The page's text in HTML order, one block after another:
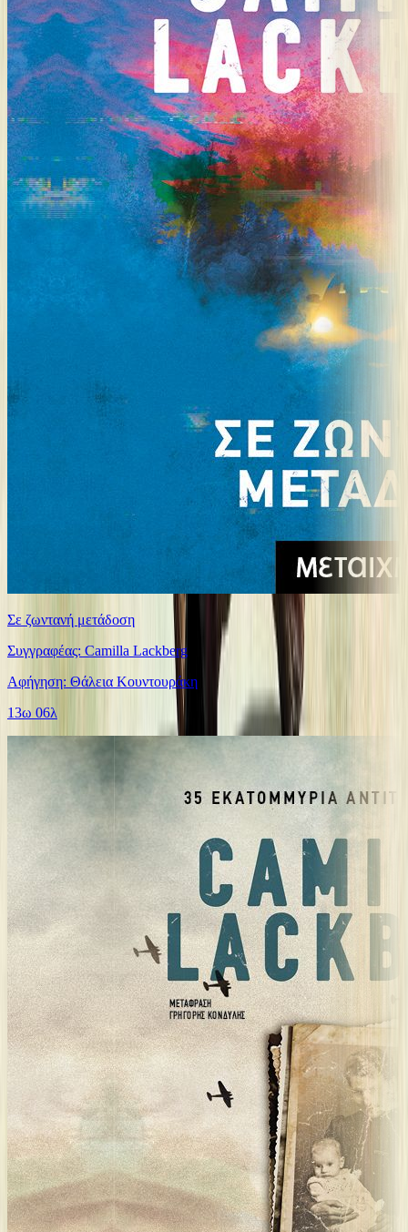
Σε ζωντανή μετάδοση
Συγγραφέας: Camilla Lackberg
Αφήγηση: Θάλεια Κουντουράκη
13ω 06λ